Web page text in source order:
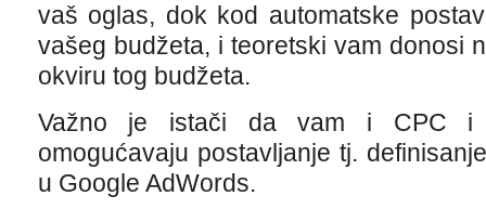
vaš oglas, dok kod automatske
vašeg budžeta, i teoretski vam donosi
okviru tog budžeta.
Važno je istači da vam i CPC i
omogućavaju postavljanje tj.
u Google AdWords.